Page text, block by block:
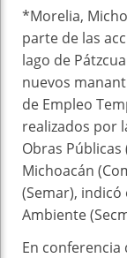
*Morelia,
parte de las
lago de
nuevos
de Empleo
realizados por
Obras Públicas
Michoacán
(Semar),
Ambiente
En conferencia